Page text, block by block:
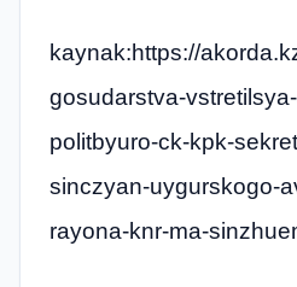
kaynak:https://
gosudarstva-
politbyuro-ck-kpk-
sinczyan-uygurskogo-
rayona-knr-ma-